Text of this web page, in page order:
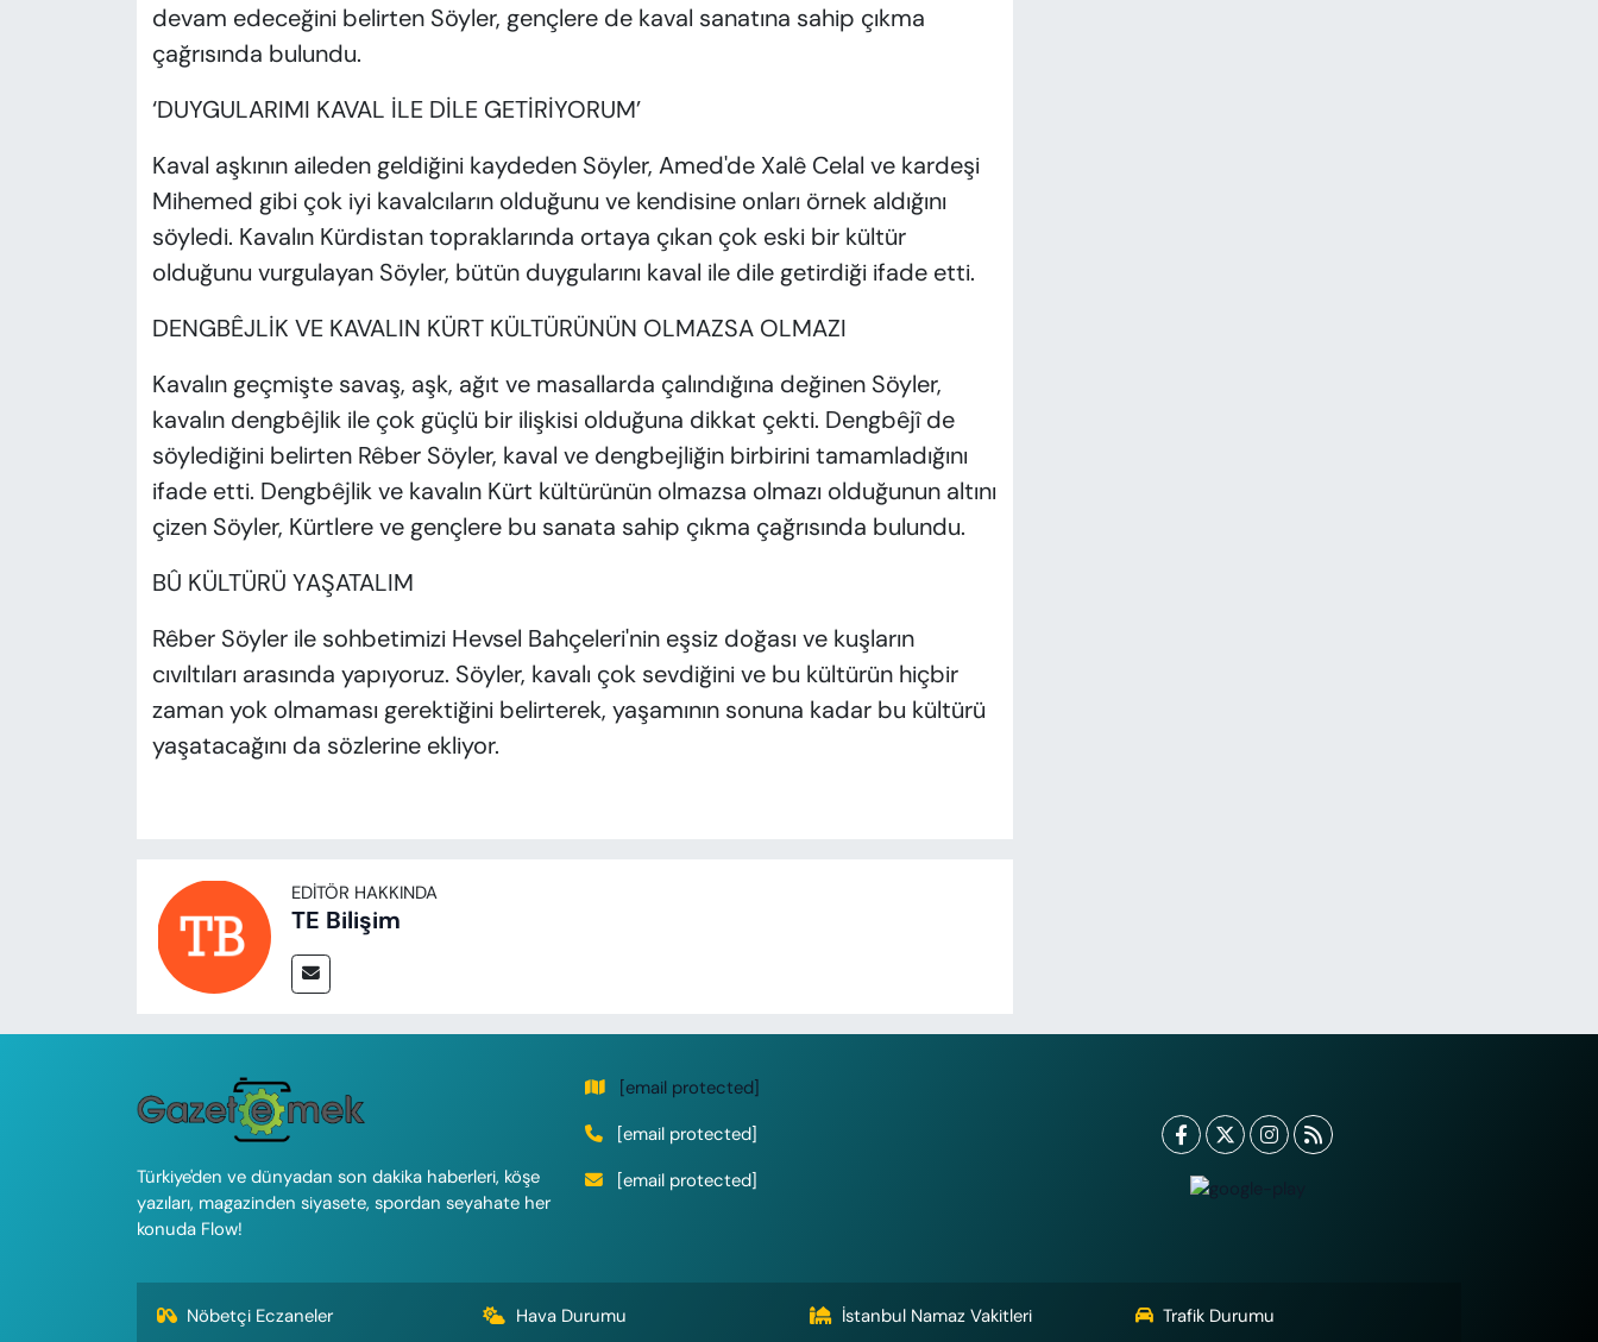
devam edeceğini belirten Söyler, gençlere de kaval sanatına sahip çıkma
çağrısında bulundu.
‘DUYGULARIMI KAVAL İLE DİLE GETİRİYORUM’
Kaval aşkının aileden geldiğini kaydeden Söyler, Amed'de Xalê Celal ve kardeşi
Mihemed gibi çok iyi kavalcıların olduğunu ve kendisine onları örnek aldığını
söyledi. Kavalın Kürdistan topraklarında ortaya çıkan çok eski bir kültür
olduğunu vurgulayan Söyler, bütün duygularını kaval ile dile getirdiği ifade etti.
DENGBÊJLİK VE KAVALIN KÜRT KÜLTÜRÜNÜN OLMAZSA OLMAZI
Kavalın geçmişte savaş, aşk, ağıt ve masallarda çalındığına değinen Söyler,
kavalın dengbêjlik ile çok güçlü bir ilişkisi olduğuna dikkat çekti. Dengbêjî de
söylediğini belirten Rêber Söyler, kaval ve dengbejliğin birbirini tamamladığını
ifade etti. Dengbêjlik ve kavalın Kürt kültürünün olmazsa olmazı olduğunun altını
çizen Söyler, Kürtlere ve gençlere bu sanata sahip çıkma çağrısında bulundu.
BÛ KÜLTÜRÜ YAŞATALIM
Rêber Söyler ile sohbetimizi Hevsel Bahçeleri'nin eşsiz doğası ve kuşların
cıvıltıları arasında yapıyoruz. Söyler, kavalı çok sevdiğini ve bu kültürün hiçbir
zaman yok olmaması gerektiğini belirterek, yaşamının sonuna kadar bu kültürü
yaşatacağını da sözlerine ekliyor.
EDITÖR HAKKINDA
TE Bilişim
Türkiye'den ve dünyadan son dakika haberleri, köşe
yazıları, magazinden siyasete, spordan seyahate her
konuda Flow!
[email protected]
[email protected]
[email protected]
Nöbetçi Eczaneler Hava Durumu İstanbul Namaz Vakitleri Trafik Durumu